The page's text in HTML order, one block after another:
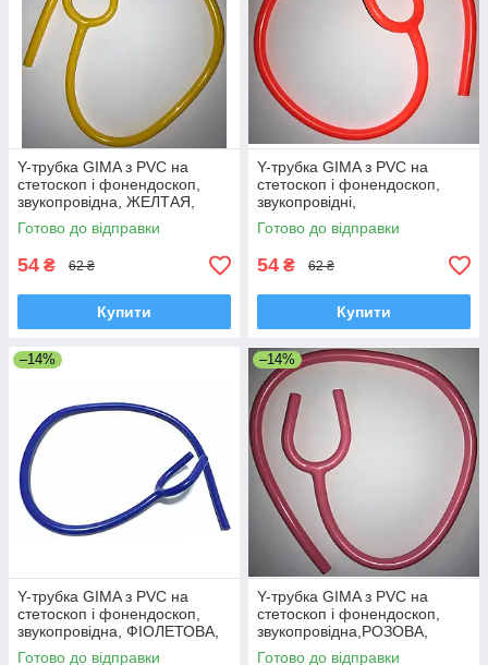
Y-трубка GIMA з PVC на
стетоскоп і фонендоскоп,
звукопровідна, ЖЕЛТАЯ,
Італія
Готово до відправки
54 ₴ 62 ₴
Купити
Y-трубка GIMA з PVC на
стетоскоп і фонендоскоп,
звукопровідні,
ПОМАРАНЧЕВА, Італія
Готово до відправки
54 ₴ 62 ₴
Купити
–14%
Y-трубка GIMA з PVC на
стетоскоп і фонендоскоп,
звукопровідна, ФІОЛЕТОВА,
Італія
Готово до відправки
–14%
Y-трубка GIMA з PVC на
стетоскоп і фонендоскоп,
звукопровідна,РОЗОВА,
Італія
Готово до відправки